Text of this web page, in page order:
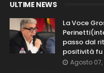
ULTIME NEWS
La Voce
passo dal
positività fu
Agosto 07,